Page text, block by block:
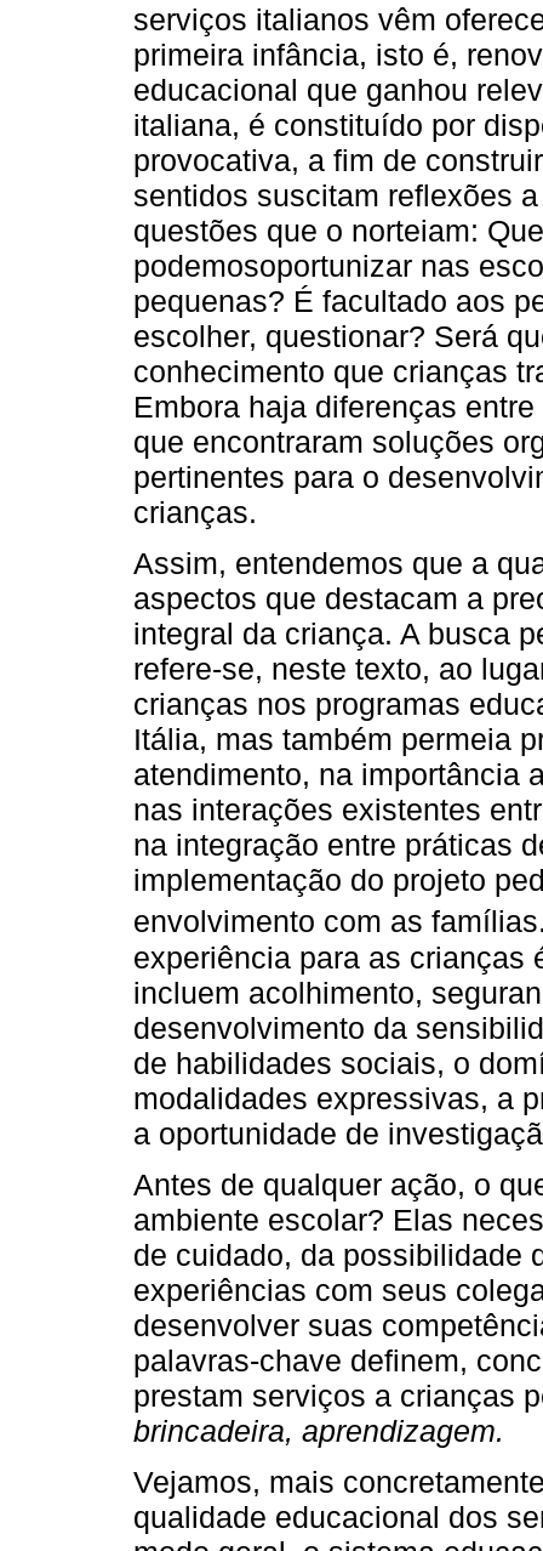
serviços italianos vêm
primeira infância, isto é,
educacional que ganhou
italiana, é constituído por
provocativa, a fim de
sentidos suscitam reflexões
questões que o norteiam:
podemosoportunizar nas
pequenas? É facultado aos
escolher, questionar? Será
conhecimento que crianças
Embora haja diferenças
que encontraram soluções
pertinentes para o
crianças.
Assim, entendemos que a
aspectos que destacam a
integral da criança. A busca
refere-se, neste texto, ao
crianças nos programas
Itália, mas também permeia
atendimento, na importância
nas interações existentes
na integração entre práticas
implementação do projeto
envolvimento com as
experiência para as crianças
incluem acolhimento,
desenvolvimento da
de habilidades sociais, o
modalidades expressivas, a
a oportunidade de
Antes de qualquer ação, o
ambiente escolar? Elas
de cuidado, da possibilidade
experiências com seus
desenvolver suas
palavras-chave definem,
prestam serviços a crianças
brincadeira, aprendizagem.
Vejamos, mais
qualidade educacional dos